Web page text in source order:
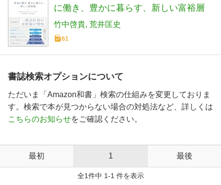
に働き、豊かに暮らす、新しい富裕層
竹中啓貴 荒井匡史
61
書誌検索オプションについて
ただいま「Amazon和書」検索の仕組みを変更しておりま
す。検索で本が見つからない場合の対処法など、詳しくは
こちらのお知らせをご確認ください。
最初 1 最後
全1件中 1-1 件を表示